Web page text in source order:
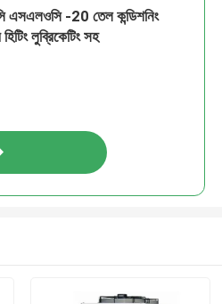
এসএলওসি -20 তেল কন্ডিশনিং
হিটিং লুব্রিকেটিং সহ